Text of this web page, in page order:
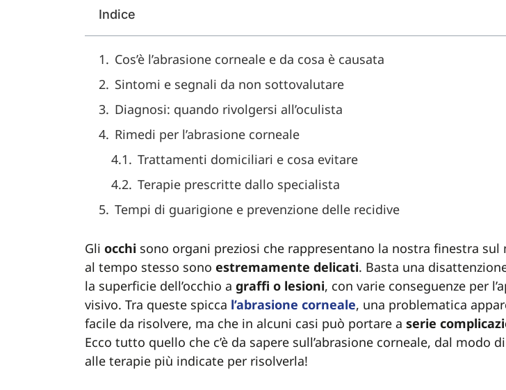
Indice
Cos’è l’abrasione corneale e da cosa è causata
Sintomi e segnali da non sottovalutare
Diagnosi: quando rivolgersi all’oculista
Rimedi per l’abrasione corneale
Trattamenti domiciliari e cosa evitare
Terapie prescritte dallo specialista
Tempi di guarigione e prevenzione delle recidive
Gli occhi sono organi preziosi che rappresentano la nostra finestra sul
al tempo stesso sono estremamente delicati. Basta una
la superficie dell’occhio a graffi o lesioni, con varie conseguenze per
visivo. Tra queste spicca l’abrasione corneale, una problematica
facile da risolvere, ma che in alcuni casi può portare a serie
Ecco tutto quello che c’è da sapere sull’abrasione corneale, dal modo
alle terapie più indicate per risolverla!